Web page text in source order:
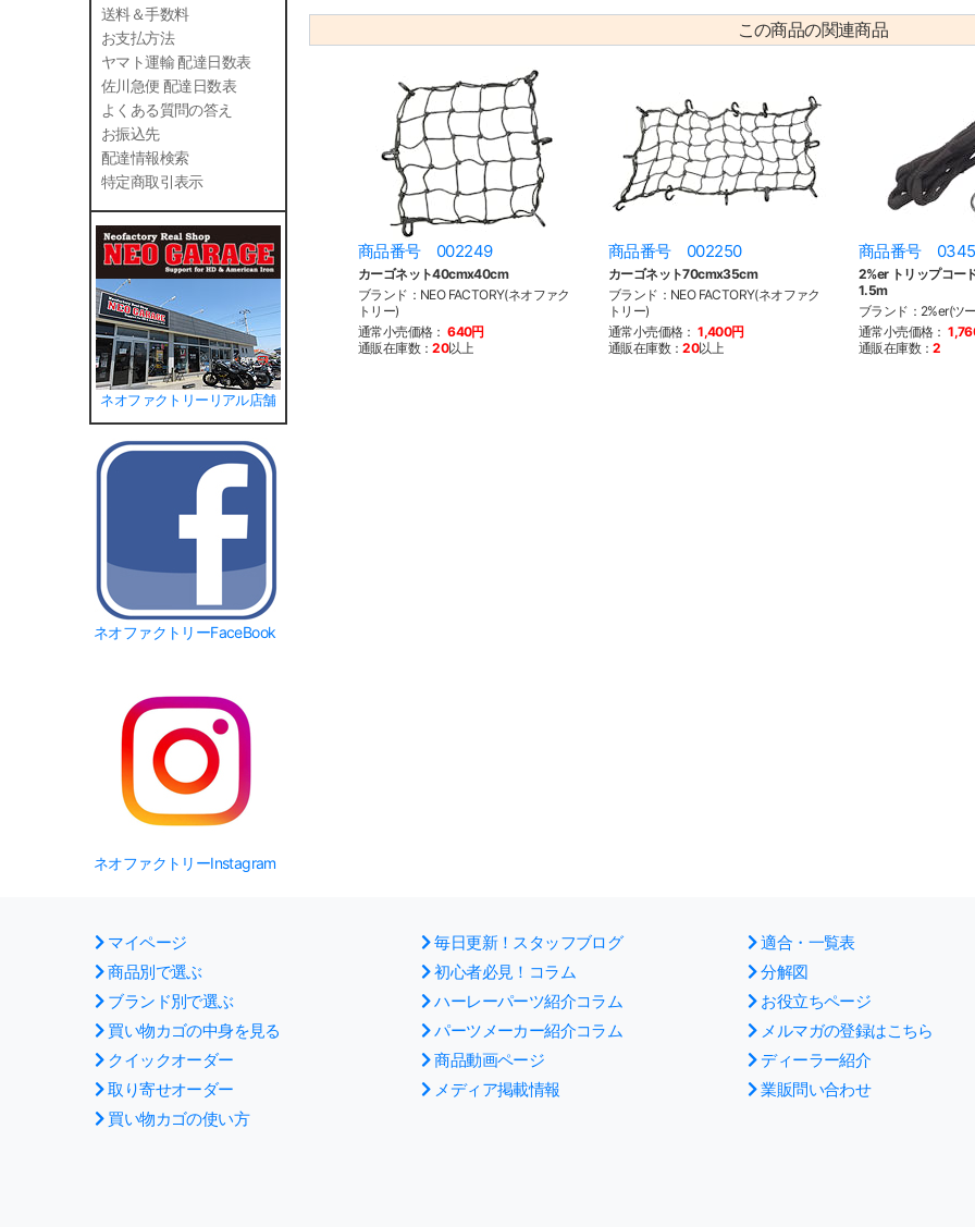
送料＆手数料
お支払方法
ヤマト運輸 配達日数表
佐川急便 配達日数表
よくある質問の答え
お振込先
配達情報検索
特定商取引表示
ネオファクトリーリアル店舗
ネオファクトリーFaceBook
ネオファクトリーInstagram
この商品の関連商品
商品番号 002249
カーゴネット40cmx40cm
ブランド：NEO FACTORY(ネオファク
トリー)
通常小売価格： 640円
通販在庫数：20以上
商品番号 002250
カーゴネット70cmx35cm
ブランド：NEO FACTORY(ネオファク
トリー)
通常小売価格： 1,400円
通販在庫数：20以上
商品番号
2%er トリップコー
1.5m
ブランド：2%er(ツ
通常小売価格：
通販在庫数：2
マイページ
商品別で選ぶ
ブランド別で選ぶ
買い物カゴの中身を見る
クイックオーダー
取り寄せオーダー
買い物カゴの使い方
毎日更新！スタッフブログ
初心者必見！コラム
ハーレーパーツ紹介コラム
パーツメーカー紹介コラム
商品動画ページ
メディア掲載情報
適合・一覧表
分解図
お役立ちページ
メルマガの登録はこちら
ディーラー紹介
業販問い合わせ